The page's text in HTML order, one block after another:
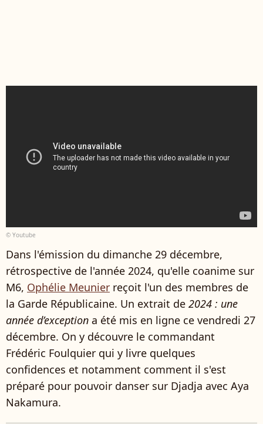
© Youtube
Dans l'émission du dimanche 29 décembre,
rétrospective de l'année 2024, qu'elle coanime sur
M6, Ophélie Meunier reçoit l'un des membres de
la Garde Républicaine. Un extrait de 2024 : une
année d’exception a été mis en ligne ce vendredi 27
décembre. On y découvre le commandant
Frédéric Foulquier qui y livre quelques
confidences et notamment comment il s'est
préparé pour pouvoir danser sur Djadja avec Aya
Nakamura.